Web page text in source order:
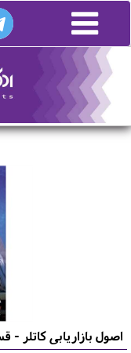
اصول بازاریابی کاتلر